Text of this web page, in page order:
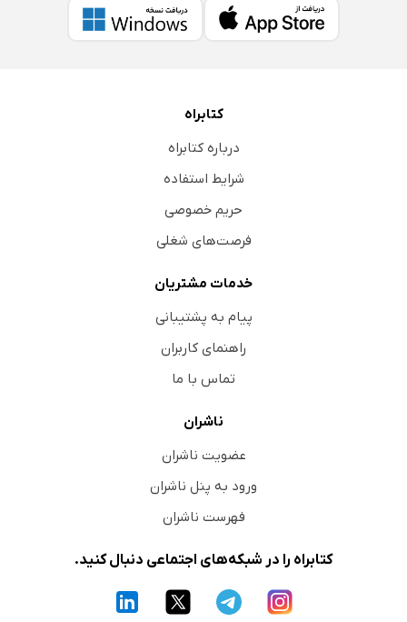
کتابراه
درباره کتابراه
شرایط استفاده
حریم خصوصی
فرصت‌های شغلی
خدمات مشتریان
پیام به پشتیبانی
راهنمای کاربران
تماس با ما
ناشران
عضویت ناشران
ورود به پنل ناشران
فهرست ناشران
کتابراه را در شبکه‌های اجتماعی دنبال کنید.